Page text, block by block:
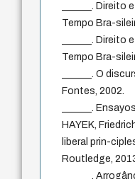
______.
Tempo Bra-
______.
Tempo Bra-
______. O
Fontes, 2002.
______.
HAYEK,
liberal prin-
Routledge,
______.